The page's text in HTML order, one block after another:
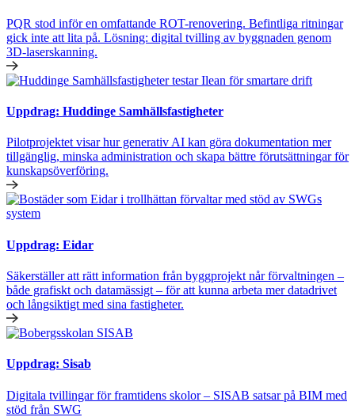
PQR stod inför en omfattande ROT-renovering. Befintliga ritningar
gick inte att lita på. Lösning: digital tvilling av byggnaden genom
3D-laserskanning.
Uppdrag: Huddinge Samhällsfastigheter
Pilotprojektet visar hur generativ AI kan göra dokumentation mer
tillgänglig, minska administration och skapa bättre förutsättningar för
kunskapsöverföring.
Uppdrag: Eidar
Säkerställer att rätt information från byggprojekt når förvaltningen –
både grafiskt och datamässigt – för att kunna arbeta mer datadrivet
och långsiktigt med sina fastigheter.
Uppdrag: Sisab
Digitala tvillingar för framtidens skolor – SISAB satsar på BIM med
stöd från SWG